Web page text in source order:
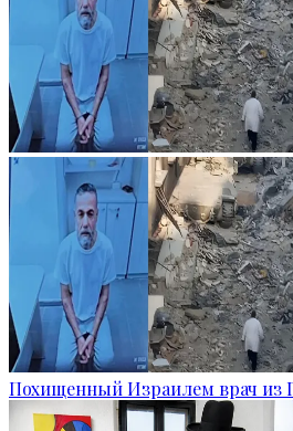
Похищенный Израилем врач из